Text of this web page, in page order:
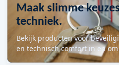
Maak slimme
techniek.
Bekijk producten voor
en technisch comfort in en